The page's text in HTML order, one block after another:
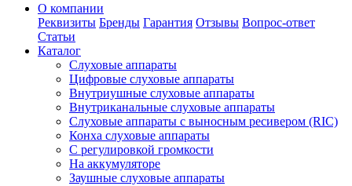
О компании
Реквизиты Бренды Гарантия Отзывы Вопрос-ответ
Статьи
Каталог
Слуховые аппараты
Цифровые слуховые аппараты
Внутриушные слуховые аппараты
Внутриканальные слуховые аппараты
Слуховые аппараты с выносным ресивером (RIC)
Конха слуховые аппараты
С регулировкой громкости
На аккумуляторе
Заушные слуховые аппараты